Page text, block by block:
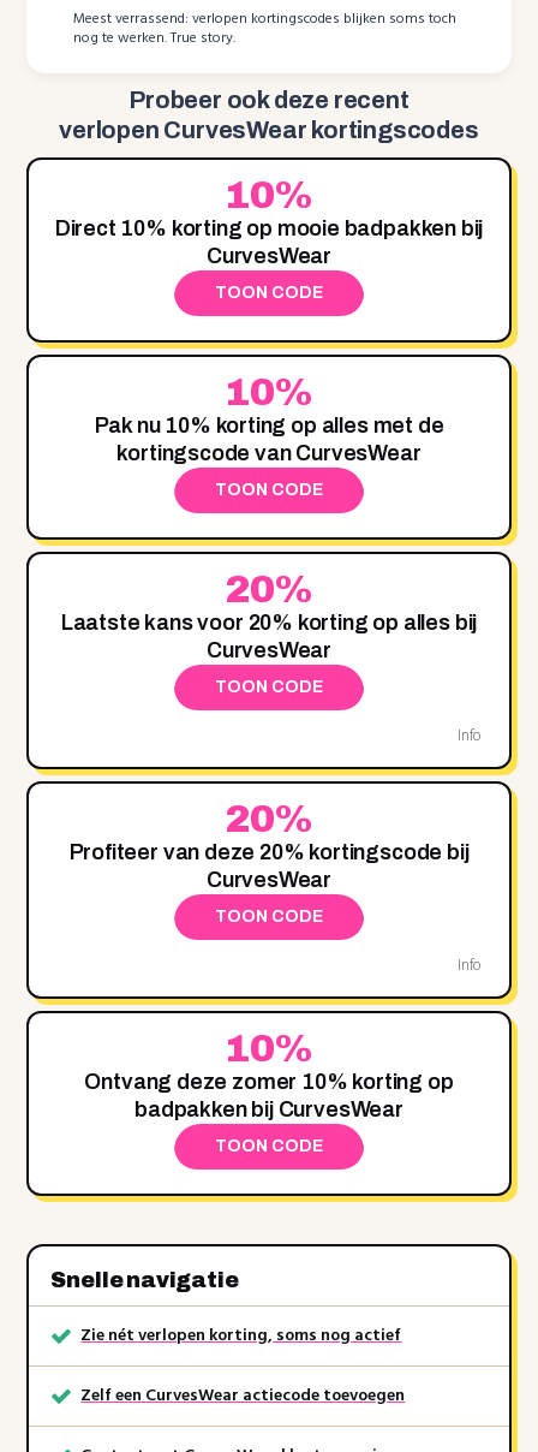
Meest verrassend: verlopen kortingscodes blijken soms toch
nog te werken. True story.
Probeer ook deze recent
verlopen CurvesWear kortingscodes
10%
Direct 10% korting op mooie badpakken bij
CurvesWear
TOON CODE
10%
Pak nu 10% korting op alles met de
kortingscode van CurvesWear
TOON CODE
20%
Laatste kans voor 20% korting op alles bij
CurvesWear
TOON CODE
Info
20%
Profiteer van deze 20% kortingscode bij
CurvesWear
TOON CODE
Info
10%
Ontvang deze zomer 10% korting op
badpakken bij CurvesWear
TOON CODE
Snelle navigatie
Zie nét verlopen korting, soms nog actief
Zelf een CurvesWear actiecode toevoegen